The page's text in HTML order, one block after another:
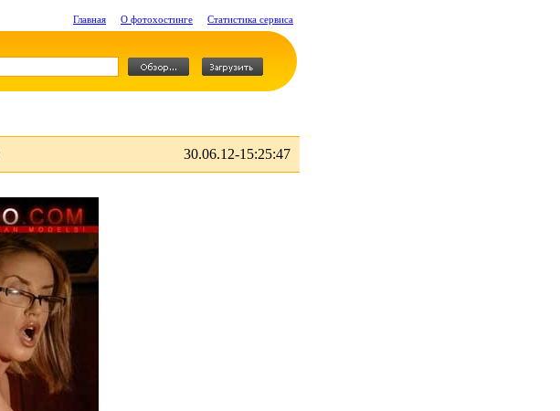
Главная О фотохостинге Статистика сервиса
30.06.12-15:25:47